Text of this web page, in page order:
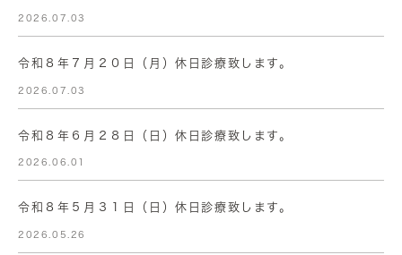
2026.07.03
令和８年７月２０日（月）休日診療致します。
2026.07.03
令和８年６月２８日（日）休日診療致します。
2026.06.01
令和８年５月３１日（日）休日診療致します。
2026.05.26